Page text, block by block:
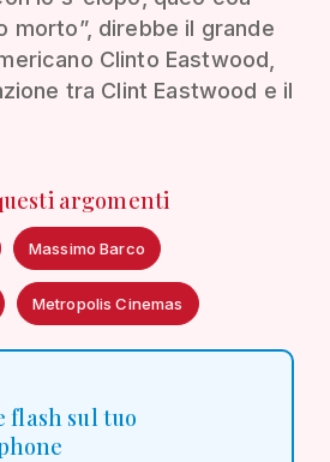
morto”, direbbe il grande
Clinto Eastwood,
tra Clint Eastwood e il
argomenti
Massimo Barco
Metropolis Cinemas
flash sul tuo